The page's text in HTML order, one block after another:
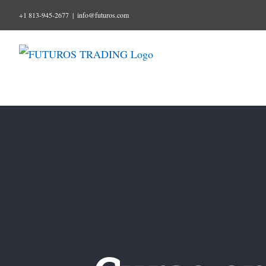
to
content
+1 813-945-2677 | info@futuros.com